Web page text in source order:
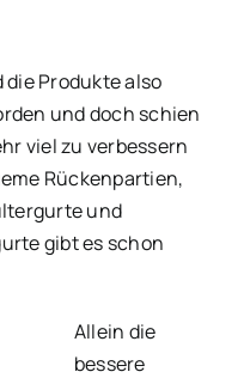
Produkte also
und doch schien
viel zu verbessern
Rückenpartien,
und
gibt es schon
Allein die
bessere